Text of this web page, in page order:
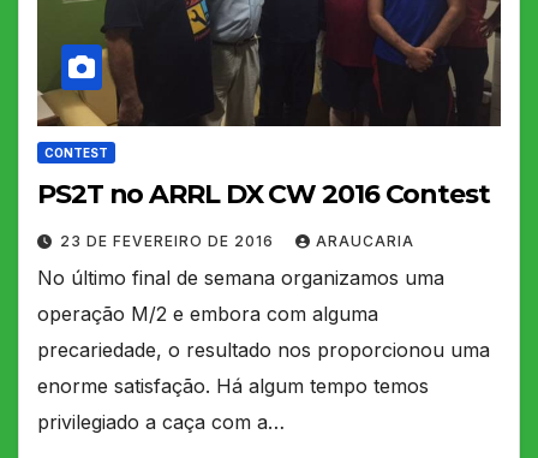
CONTEST
PS2T no ARRL DX CW 2016 Contest
23 DE FEVEREIRO DE 2016 ARAUCARIA
No último final de semana organizamos uma
operação M/2 e embora com alguma
precariedade, o resultado nos proporcionou uma
enorme satisfação. Há algum tempo temos
privilegiado a caça com a…